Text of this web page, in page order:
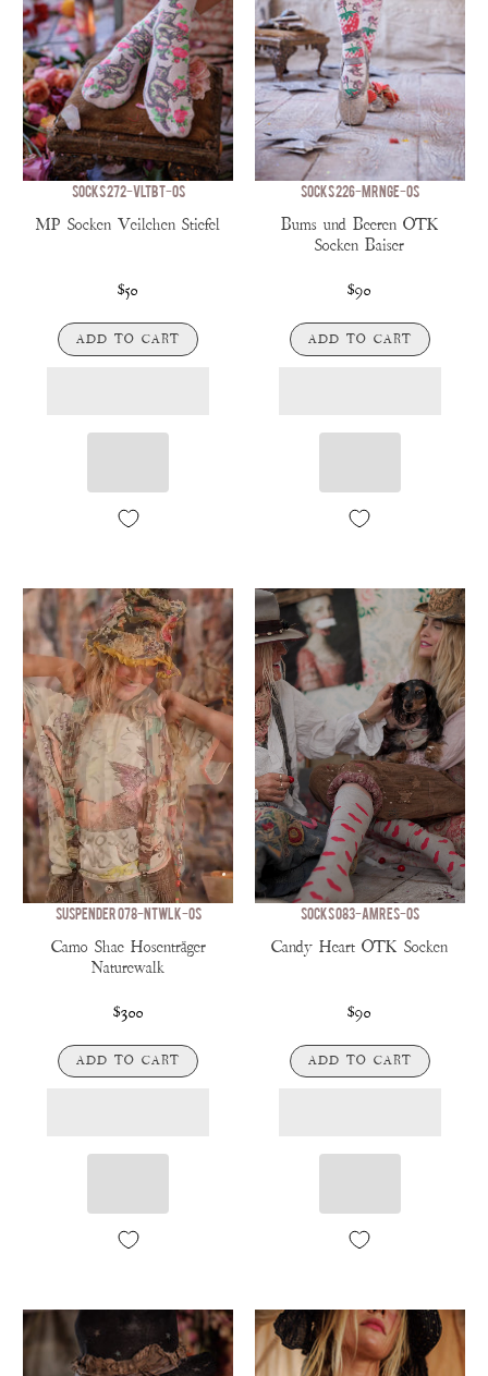
SOCKS 272-VLTBT-OS
MP Socken Veilchen Stiefel
$50
ADD TO CART
SOCKS 226-MRNGE-OS
Bums und Beeren OTK
Socken Baiser
$90
ADD TO CART
SUSPENDER 078-NTWLK-OS
Camo Shae Hosenträger
Naturewalk
$300
ADD TO CART
SOCKS 083-AMRES-OS
Candy Heart OTK Socken
$90
ADD TO CART